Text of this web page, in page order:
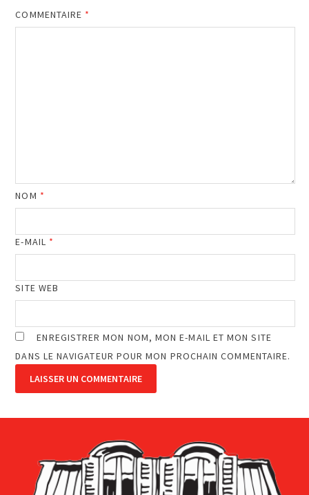
COMMENTAIRE *
NOM *
E-MAIL *
SITE WEB
ENREGISTRER MON NOM, MON E-MAIL ET MON SITE
DANS LE NAVIGATEUR POUR MON PROCHAIN COMMENTAIRE.